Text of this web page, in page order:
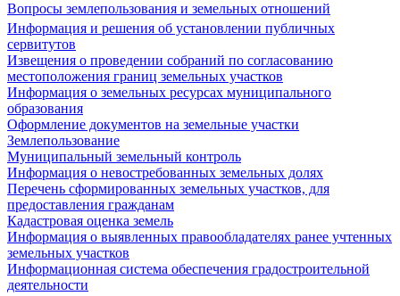
Вопросы землепользования и земельных отношений
Информация и решения об установлении публичных
сервитутов
Извещения о проведении собраний по согласованию
местоположения границ земельных участков
Информация о земельных ресурсах муниципального
образования
Оформление документов на земельные участки
Землепользование
Муниципальный земельный контроль
Информация о невостребованных земельных долях
Перечень сформированных земельных участков, для
предоставления гражданам
Кадастровая оценка земель
Информация о выявленных правообладателях ранее учтенных
земельных участков
Информационная система обеспечения градостроительной
деятельности